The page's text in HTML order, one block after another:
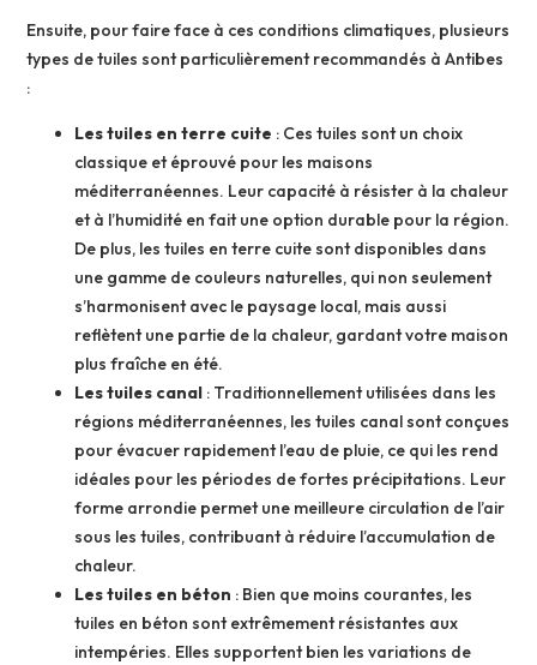
Ensuite, pour faire face à ces conditions climatiques, plusieurs
types de tuiles sont particulièrement recommandés à Antibes
:
Les tuiles en terre cuite : Ces tuiles sont un choix
classique et éprouvé pour les maisons
méditerranéennes. Leur capacité à résister à la chaleur
et à l’humidité en fait une option durable pour la région.
De plus, les tuiles en terre cuite sont disponibles dans
une gamme de couleurs naturelles, qui non seulement
s’harmonisent avec le paysage local, mais aussi
reflètent une partie de la chaleur, gardant votre maison
plus fraîche en été.
Les tuiles canal : Traditionnellement utilisées dans les
régions méditerranéennes, les tuiles canal sont conçues
pour évacuer rapidement l’eau de pluie, ce qui les rend
idéales pour les périodes de fortes précipitations. Leur
forme arrondie permet une meilleure circulation de l’air
sous les tuiles, contribuant à réduire l’accumulation de
chaleur.
Les tuiles en béton : Bien que moins courantes, les
tuiles en béton sont extrêmement résistantes aux
intempéries. Elles supportent bien les variations de